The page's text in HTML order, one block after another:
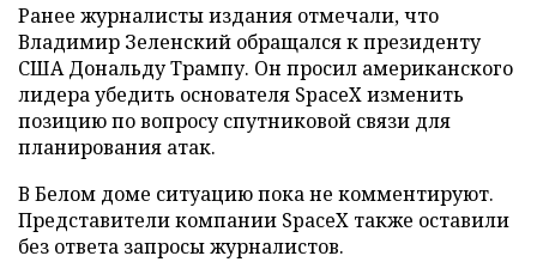
Ранее журналисты издания отмечали, что
Владимир Зеленский обращался к президенту
США Дональду Трампу. Он просил американского
лидера убедить основателя SpaceX изменить
позицию по вопросу спутниковой связи для
планирования атак.
В Белом доме ситуацию пока не комментируют.
Представители компании SpaceX также оставили
без ответа запросы журналистов.